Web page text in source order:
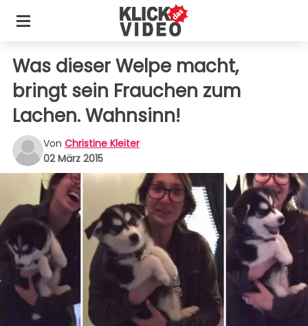
Was dieser Welpe macht,
bringt sein Frauchen zum
Lachen. Wahnsinn!
Von Christine Kleiter
02 März 2015